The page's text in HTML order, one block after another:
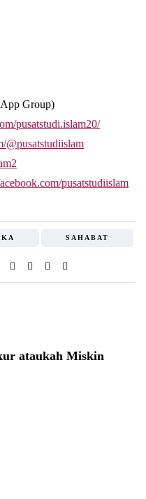
Group)
pusatstudi.islam20/
@pusatstudiislam
pusatstudiislam
SAHABAT
ataukah Miskin